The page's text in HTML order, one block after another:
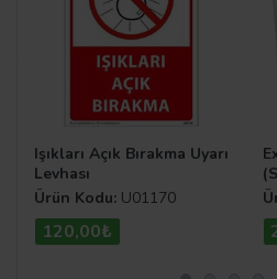
Işıkları Açık Bırakma Uyarı
Levhası
Ürün Kodu: U01170
120,00₺